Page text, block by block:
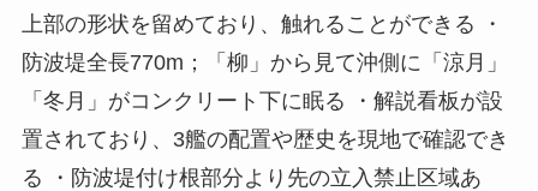
上部の形状を留めており、触れることができる ・
防波堤全長770m；「柳」から見て沖側に「涼月」
「冬月」がコンクリート下に眠る ・解説看板が設
置されており、3艦の配置や歴史を現地で確認でき
る ・防波堤付け根部分より先の立入禁止区域あ